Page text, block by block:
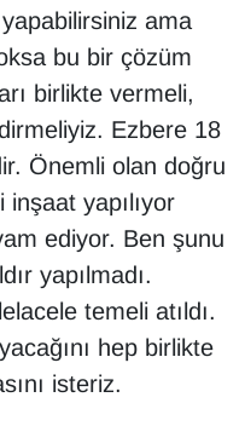
ama
bu bir çözüm
birlikte vermeli,
Ezbere 18
Önemli olan doğru
yapılıyor
ediyor. Ben şunu
yapılmadı.
temeli atıldı.
hep birlikte
isteriz.